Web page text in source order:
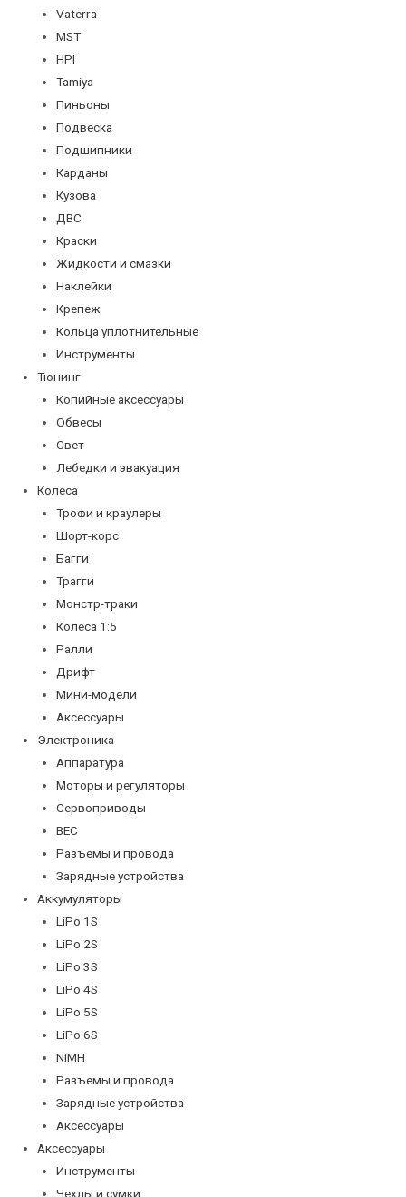
Vaterra
MST
HPI
Tamiya
Пиньоны
Подвеска
Подшипники
Карданы
Кузова
ДВС
Краски
Жидкости и смазки
Наклейки
Крепеж
Кольца уплотнительные
Инструменты
Тюнинг
Копийные аксессуары
Обвесы
Свет
Лебедки и эвакуация
Колеса
Трофи и краулеры
Шорт-корс
Багги
Трагги
Монстр-траки
Колеса 1:5
Ралли
Дрифт
Мини-модели
Аксессуары
Электроника
Аппаратура
Моторы и регуляторы
Сервоприводы
BEC
Разъемы и провода
Зарядные устройства
Аккумуляторы
LiPo 1S
LiPo 2S
LiPo 3S
LiPo 4S
LiPo 5S
LiPo 6S
NiMH
Разъемы и провода
Зарядные устройства
Аксессуары
Аксессуары
Инструменты
Чехлы и сумки